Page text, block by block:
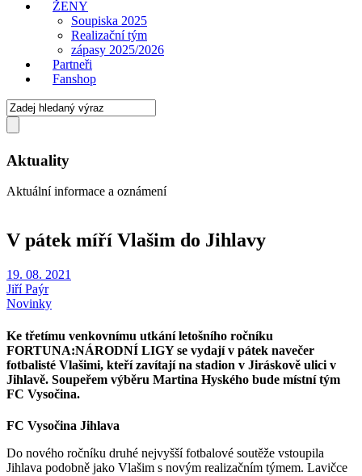
ŽENY
Soupiska 2025
Realizační tým
zápasy 2025/2026
Partneři
Fanshop
Aktuality
Aktuální informace a oznámení
V pátek míří Vlašim do Jihlavy
19. 08. 2021
Jiří Paýr
Novinky
Ke třetímu venkovnímu utkání letošního ročníku
FORTUNA:NÁRODNÍ LIGY se vydají v pátek navečer
fotbalisté Vlašimi, kteří zavítají na stadion v Jiráskově ulici v
Jihlavě. Soupeřem výběru Martina Hyského bude místní tým
FC Vysočina.
FC Vysočina Jihlava
Do nového ročníku druhé nejvyšší fotbalové soutěže vstoupila
Jihlava podobně jako Vlašim s novým realizačním týmem. Lavičce